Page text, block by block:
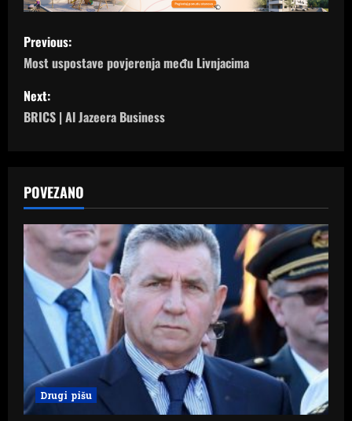
P
o
s
t
a
v
i
g
a
i
Previous:
Most uspostave povjerenja među Livnjacima
Next:
BRICS | Al Jazeera Business
POVEZANO
Drugi pišu